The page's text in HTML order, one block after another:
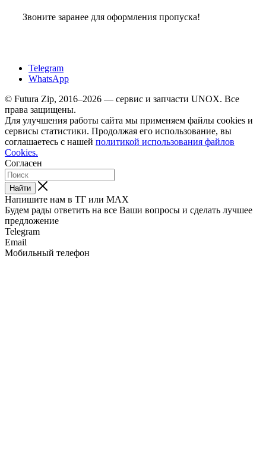
Звоните заранее для оформления пропуска!
Telegram
WhatsApp
© Futura Zip, 2016–2026 — сервис и запчасти UNOX. Все
права защищены.
Для улучшения работы сайта мы применяем файлы cookies и
сервисы статистики. Продолжая его использование, вы
соглашаетесь с нашей политикой использования файлов
Cookies.
Согласен
Найти
Напишите нам в ТГ или MAX
Будем рады ответить на все Ваши вопросы и сделать лучшее
предложение
Telegram
Email
Мобильный телефон